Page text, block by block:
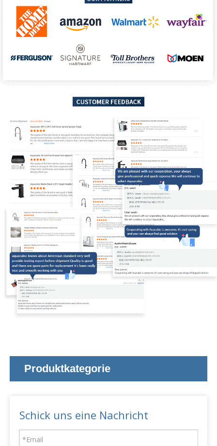
Produktkategorie
Schick uns eine Nachricht